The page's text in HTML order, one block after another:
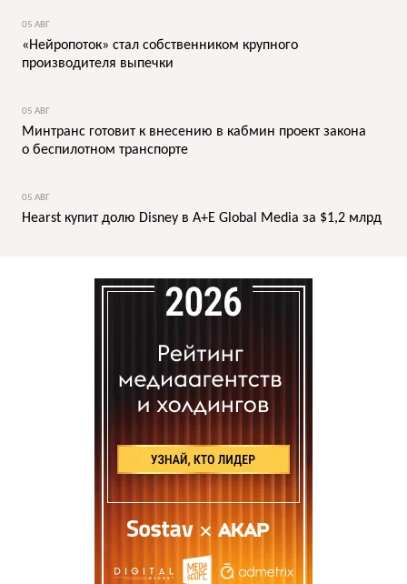
05 АВГ
«Нейропоток» стал собственником крупного
производителя выпечки
05 АВГ
Минтранс готовит к внесению в кабмин проект закона
о беспилотном транспорте
05 АВГ
Hearst купит долю Disney в A+E Global Media за $1,2 млрд